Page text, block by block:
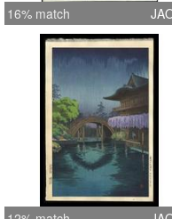
16% match